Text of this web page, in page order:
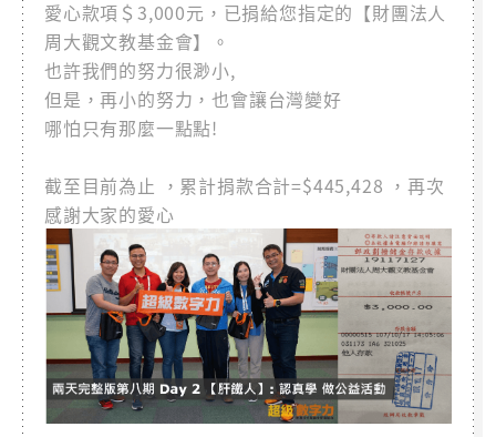
愛心款項＄3,000元，已捐給您指定的【財團法人
周大觀文教基金會】。
也許我們的努力很渺小,
但是，再小的努力，也會讓台灣變好
哪怕只有那麼一點點!
截至目前為止 ，累計捐款合計=$445,428 ，再次
感謝大家的愛心